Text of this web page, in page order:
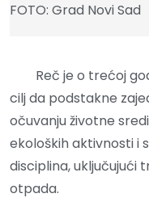
FOTO: Grad Novi Sad
Reč je o trećoj
cilj da podstakne
očuvanju životne
ekoloških aktivnosti i
disciplina, uključujući
otpada.